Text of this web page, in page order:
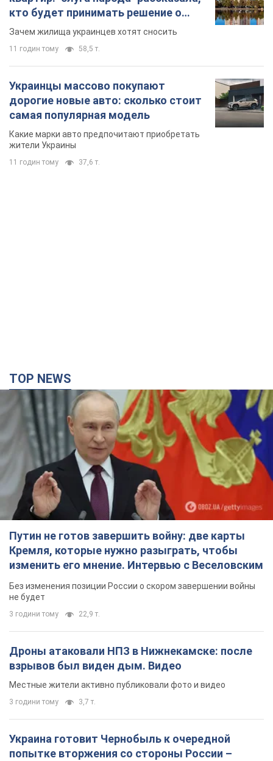
кто будет принимать решение о
сносе домов
Зачем жилища украинцев хотят сносить
11 годин тому 58,5 т.
Украинцы массово покупают
дорогие новые авто: сколько стоит
самая популярная модель
Какие марки авто предпочитают приобретать
жители Украины
11 годин тому 37,6 т.
TOP NEWS
Путин не готов завершить войну: две карты
Кремля, которые нужно разыграть, чтобы
изменить его мнение. Интервью с Веселовским
Без изменения позиции России о скором завершении войны
не будет
3 години тому 22,9 т.
Дроны атаковали НПЗ в Нижнекамске: после
взрывов был виден дым. Видео
Местные жители активно публиковали фото и видео
3 години тому 3,7 т.
Украина готовит Чернобыль к очередной
попытке вторжения со стороны России –